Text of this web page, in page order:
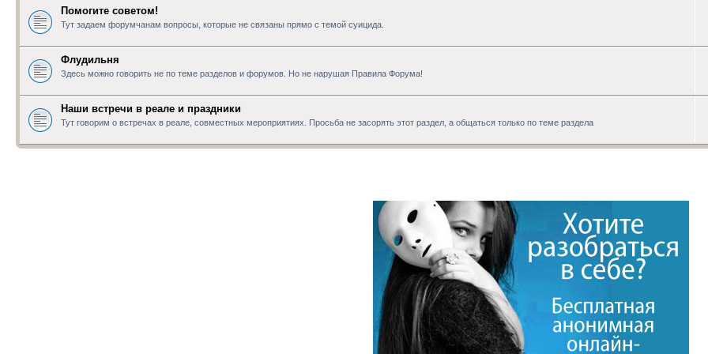
Помогите советом!
Тут задаем форумчанам вопросы, которые не связаны прямо с темой суицида.
Флудильня
Здесь можно говорить не по теме разделов и форумов. Но не нарушая Правила Форума!
Наши встречи в реале и праздники
Тут говорим о встречах в реале, совместных мероприятиях. Просьба не засорять этот раздел, а общаться только по теме раздела